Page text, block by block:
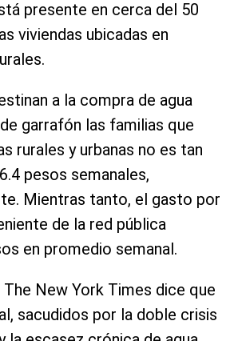
presente en cerca del 50
viviendas ubicadas en
a la compra de agua
garrafón las familias que
rurales y urbanas no es tan
pesos semanales,
Mientras tanto, el gasto por
de la red pública
en promedio semanal.
New York Times dice que
sacudidos por la doble crisis